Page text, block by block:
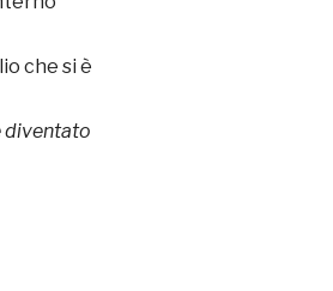
che si è
diventato